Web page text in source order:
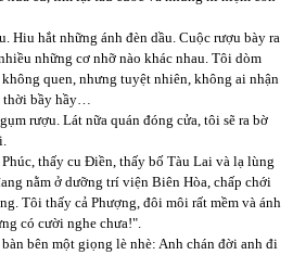
Hiu hắt những ánh đèn dầu. Cuộc rượu bày ra
những cơ nhỡ nào khác nhau. Tôi dòm
quen, nhưng tuyệt nhiên, không ai nhận
thời bầy hầy…
rượu. Lát nữa quán đóng cửa, tôi sẽ ra bờ
thấy cu Điền, thấy bố Tàu Lai và lạ lùng
nằm ở dưỡng trí viện Biên Hòa, chấp chới
Tôi thấy cả Phượng, đôi môi rất mềm và ánh
có cười nghe chưa!".
bên một giọng lè nhè: Anh chán đời anh đi